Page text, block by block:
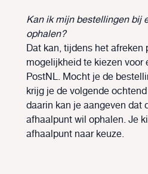
Kan ik mijn bestellingen bij
ophalen?
Dat kan, tijdens het afreken
mogelijkheid te kiezen voor
PostNL. Mocht je de
krijg je de volgende
daarin kan je aangeven dat
afhaalpunt wil ophalen. Je
afhaalpunt naar keuze.